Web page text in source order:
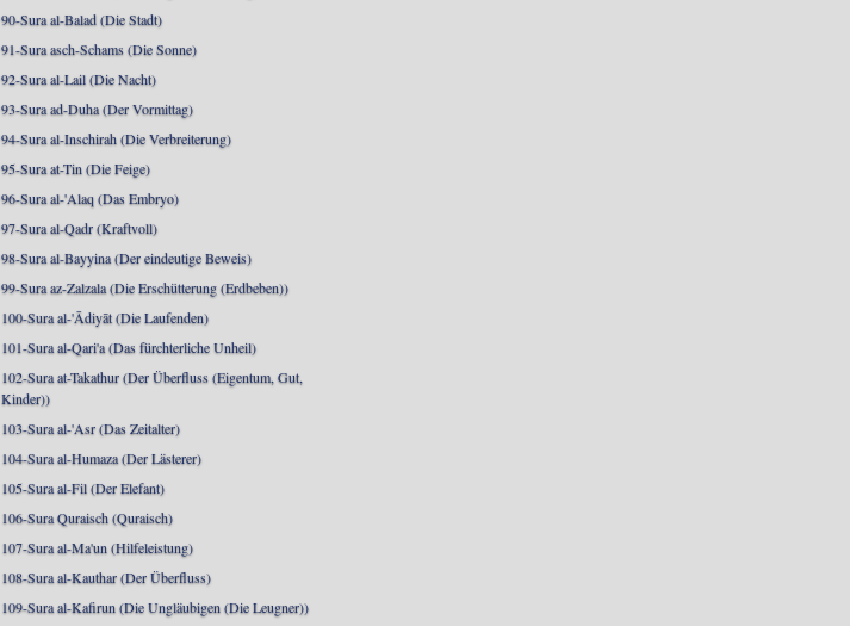
90-Sura al-Balad (Die Stadt)
91-Sura asch-Schams (Die Sonne)
92-Sura al-Lail (Die Nacht)
93-Sura ad-Duha (Der Vormittag)
94-Sura al-Inschirah (Die Verbreiterung)
95-Sura at-Tin (Die Feige)
96-Sura al-'Alaq (Das Embryo)
97-Sura al-Qadr (Kraftvoll)
98-Sura al-Bayyina (Der eindeutige Beweis)
99-Sura az-Zalzala (Die Erschütterung (Erdbeben))
100-Sura al-'Ādiyāt (Die Laufenden)
101-Sura al-Qari'a (Das fürchterliche Unheil)
102-Sura at-Takathur (Der Überfluss (Eigentum, Gut,
Kinder))
103-Sura al-'Asr (Das Zeitalter)
104-Sura al-Humaza (Der Lästerer)
105-Sura al-Fil (Der Elefant)
106-Sura Quraisch (Quraisch)
107-Sura al-Ma'un (Hilfeleistung)
108-Sura al-Kauthar (Der Überfluss)
109-Sura al-Kafirun (Die Ungläubigen (Die Leugner))